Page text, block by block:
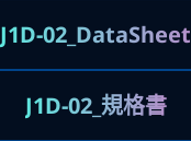
J1D-02_DataSheet
J1D-02_規格書